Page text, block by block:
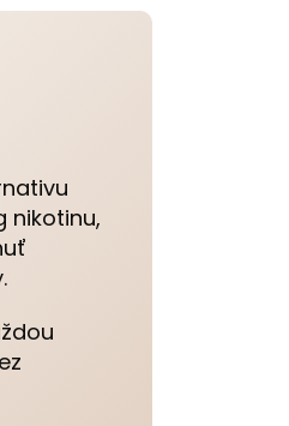
nikotinu,